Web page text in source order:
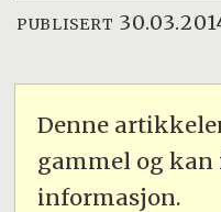
PUBLISERT
Denne
gammel og
informasjon.